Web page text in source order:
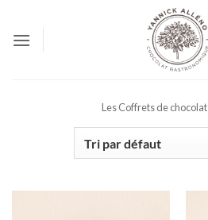
contenu
Les Coffrets de chocolat